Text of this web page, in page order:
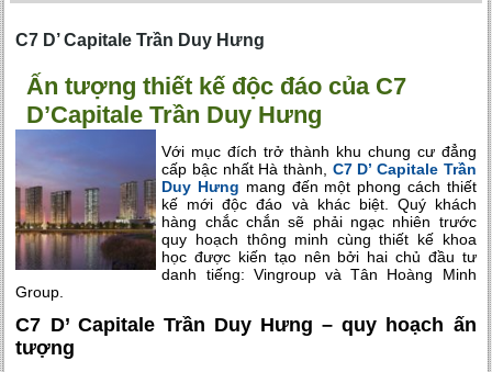
C7 D’ Capitale Trần Duy Hưng
Ấn tượng thiết kế độc đáo của C7
D’Capitale Trần Duy Hưng
Với mục đích trở thành khu chung cư đẳng
cấp bậc nhất Hà thành, C7 D’ Capitale Trần
Duy Hưng mang đến một phong cách thiết
kế mới độc đáo và khác biệt. Quý khách
hàng chắc chắn sẽ phải ngạc nhiên trước
quy hoạch thông minh cùng thiết kế khoa
học được kiến tạo nên bởi hai chủ đầu tư
danh tiếng: Vingroup và Tân Hoàng Minh
Group.
C7 D’ Capitale Trần Duy Hưng – quy hoạch ấn
tượng